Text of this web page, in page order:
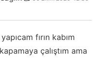
fırın kabım
çalıştım ama